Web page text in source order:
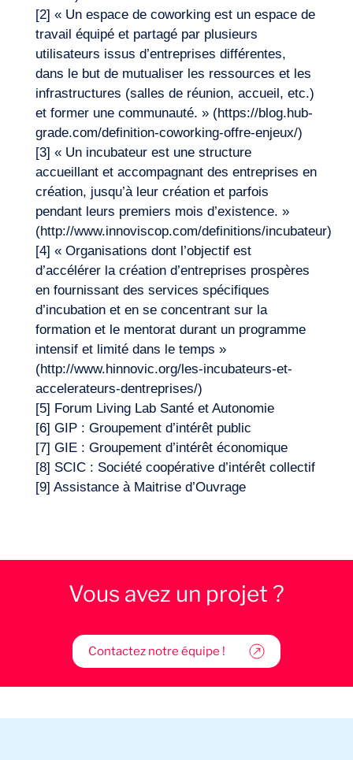
[2] « Un espace de coworking est un espace de
travail équipé et partagé par plusieurs
utilisateurs issus d’entreprises différentes,
dans le but de mutualiser les ressources et les
infrastructures (salles de réunion, accueil, etc.)
et former une communauté. » (https://blog.hub-
grade.com/definition-coworking-offre-enjeux/)
[3] « Un incubateur est une structure
accueillant et accompagnant des entreprises en
création, jusqu’à leur création et parfois
pendant leurs premiers mois d’existence. »
(http://www.innoviscop.com/definitions/incubateur)
[4] « Organisations dont l’objectif est
d’accélérer la création d’entreprises prospères
en fournissant des services spécifiques
d’incubation et en se concentrant sur la
formation et le mentorat durant un programme
intensif et limité dans le temps »
(http://www.hinnovic.org/les-incubateurs-et-
accelerateurs-dentreprises/)
[5] Forum Living Lab Santé et Autonomie
[6] GIP : Groupement d’intérêt public
[7] GIE : Groupement d’intérêt économique
[8] SCIC : Société coopérative d’intérêt collectif
[9] Assistance à Maitrise d’Ouvrage
Vous avez un projet ?
Contactez notre équipe !